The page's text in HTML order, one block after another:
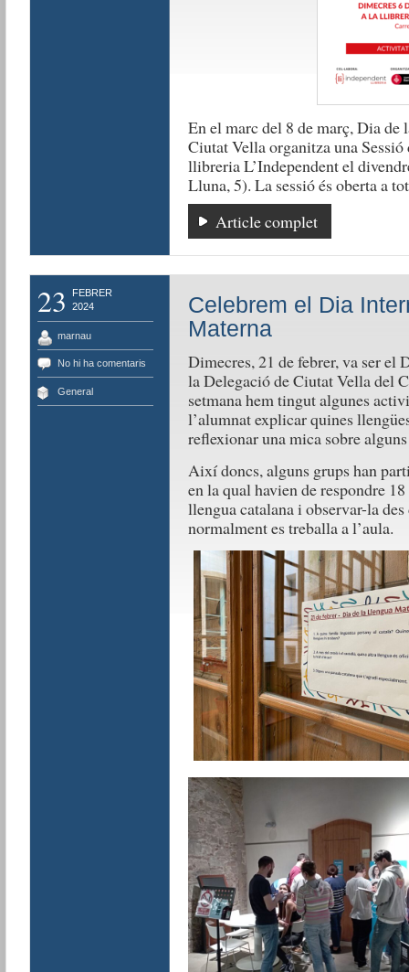
En el marc del 8 de març, Dia
Ciutat Vella organitza una
llibreria L’Independent el
Lluna, 5). La sessió és oberta a
Article complet
23
FEBRER
2024
marnau
No hi ha comentaris
General
Celebrem el Dia
Materna
Dimecres, 21 de febrer, va ser
la Delegació de Ciutat Vella del
setmana hem tingut algunes
l’alumnat explicar quines
reflexionar una mica sobre
Així doncs, alguns grups han
en la qual havien de respondre
llengua catalana i observar-la
normalment es treballa a l’aula.